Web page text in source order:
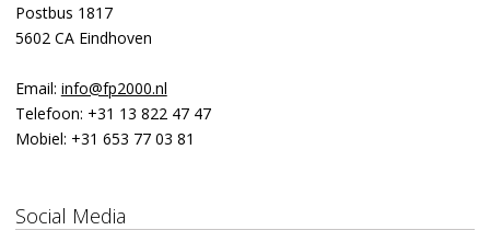
Postbus 1817
5602 CA Eindhoven
Email: info@fp2000.nl
Telefoon: +31 13 822 47 47
Mobiel: +31 653 77 03 81
Social Media